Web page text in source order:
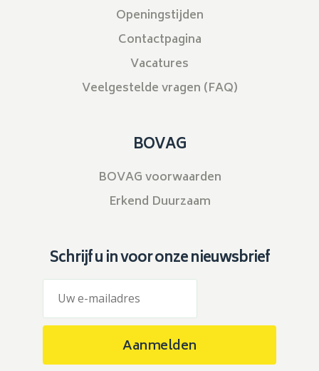
Openingstijden
Contactpagina
Vacatures
Veelgestelde vragen (FAQ)
BOVAG
BOVAG voorwaarden
Erkend Duurzaam
Schrijf u in voor onze nieuwsbrief
Aanmelden